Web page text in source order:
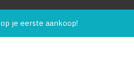
je eerste aankoop!